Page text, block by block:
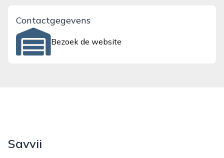
Contactgegevens
Bezoek de website
Savvii